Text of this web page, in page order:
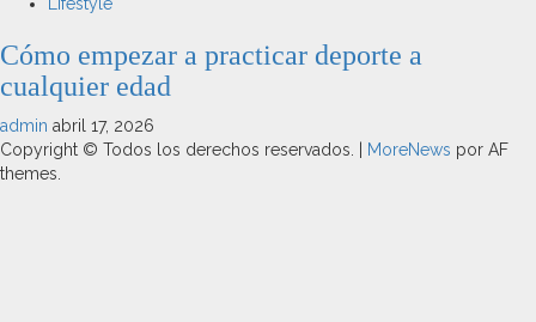
Cómo empezar a practicar deporte a
cualquier edad
admin abril 17, 2026
Copyright © Todos los derechos reservados.
MoreNews por AF
themes.